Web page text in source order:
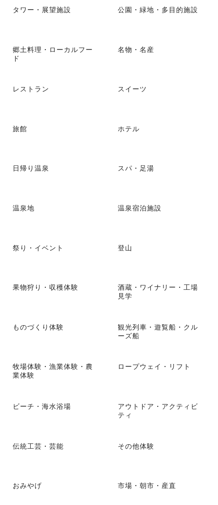
タワー・展望施設 公園・緑地・多目的施設
郷土料理・ローカルフー
ド
名物・名産
レストラン スイーツ
旅館 ホテル
日帰り温泉 スパ・足湯
温泉地 温泉宿泊施設
祭り・イベント 登山
果物狩り・収穫体験
酒蔵・ワイナリー・工場
見学
ものづくり体験
観光列車・遊覧船・クル
ーズ船
牧場体験・漁業体験・農
業体験
ロープウェイ・リフト
ビーチ・海水浴場
アウトドア・アクティビ
ティ
伝統工芸・芸能 その他体験
おみやげ 市場・朝市・産直